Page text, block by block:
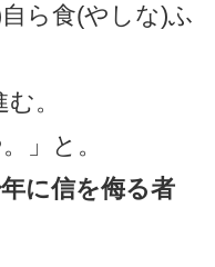
ら食(やしな)ふ
。
」と。
に信を侮る者